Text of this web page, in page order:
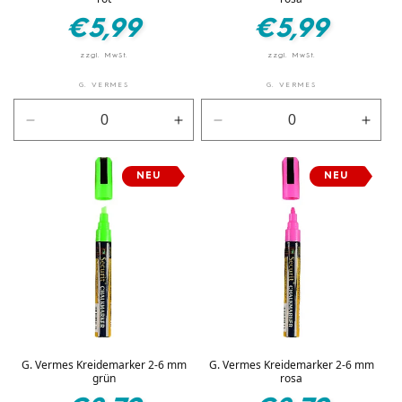
Normaler
Preis
€5,99
G. VERMES
Verringere
die
Erhöhe
die
Menge
für
Normaler
Preis
€5,99
G. VERMES
Verringere
die
die
für
NEU
G. Vermes Kreidemarker 2-6 mm
grün
NEU
G. Vermes Kreidemarker 2-6 mm
rosa